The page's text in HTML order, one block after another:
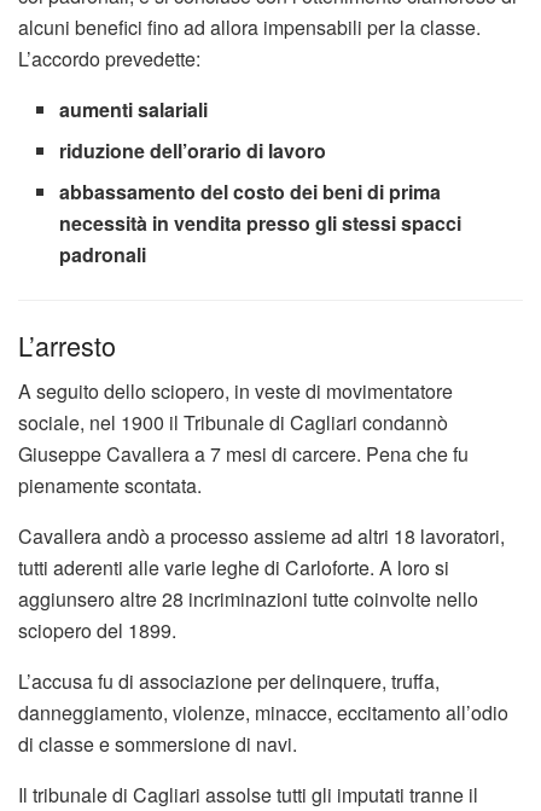
alcuni benefici fino ad allora impensabili per la classe.
L’accordo prevedette:
aumenti salariali
riduzione dell’orario di lavoro
abbassamento del costo dei beni di prima
necessità in vendita presso gli stessi spacci
padronali
L’arresto
A seguito dello sciopero, in veste di movimentatore
sociale, nel 1900 il Tribunale di Cagliari condannò
Giuseppe Cavallera a 7 mesi di carcere. Pena che fu
pienamente scontata.
Cavallera andò a processo assieme ad altri 18 lavoratori,
tutti aderenti alle varie leghe di Carloforte. A loro si
aggiunsero altre 28 incriminazioni tutte coinvolte nello
sciopero del 1899.
L’accusa fu di associazione per delinquere, truffa,
danneggiamento, violenze, minacce, eccitamento all’odio
di classe e sommersione di navi.
Il tribunale di Cagliari assolse tutti gli imputati tranne il